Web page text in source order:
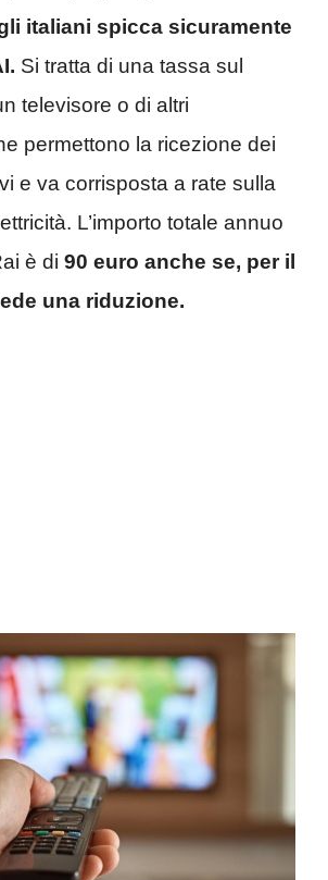
italiani spicca sicuramente
Si tratta di una tassa sul
televisore o di altri
permettono la ricezione dei
e va corrisposta a rate sulla
L’importo totale annuo
è di 90 euro anche se, per il
una riduzione.